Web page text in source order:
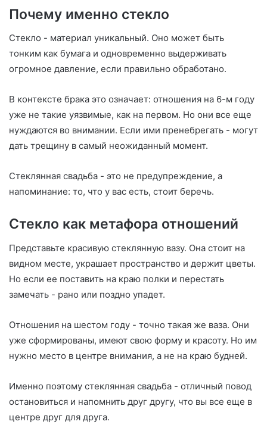
Почему именно стекло
Стекло - материал уникальный. Оно может быть
тонким как бумага и одновременно выдерживать
огромное давление, если правильно обработано.
В контексте брака это означает: отношения на 6-м году
уже не такие уязвимые, как на первом. Но они все еще
нуждаются во внимании. Если ими пренебрегать - могут
дать трещину в самый неожиданный момент.
Стеклянная свадьба - это не предупреждение, а
напоминание: то, что у вас есть, стоит беречь.
Стекло как метафора отношений
Представьте красивую стеклянную вазу. Она стоит на
видном месте, украшает пространство и держит цветы.
Но если ее поставить на краю полки и перестать
замечать - рано или поздно упадет.
Отношения на шестом году - точно такая же ваза. Они
уже сформированы, имеют свою форму и красоту. Но им
нужно место в центре внимания, а не на краю будней.
Именно поэтому стеклянная свадьба - отличный повод
остановиться и напомнить друг другу, что вы все еще в
центре друг для друга.